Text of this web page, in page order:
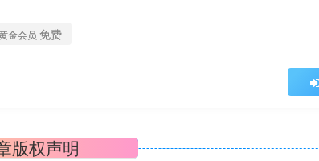
金会员 免费
版权声明